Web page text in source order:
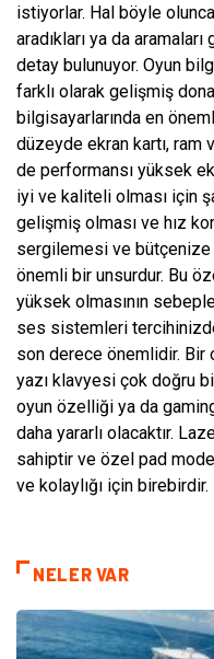
istiyorlar. Hal böyle
aradıkları ya da
detay bulunuyor. Oyun
farklı olarak gelişmiş
bilgisayarlarında en
düzeyde ekran kartı,
de performansı yüksek
iyi ve kaliteli olması için
gelişmiş olması ve hız
sergilemesi ve bütçenize
önemli bir unsurdur. Bu
yüksek olmasının
ses sistemleri
son derece önemlidir. Bir
yazı klavyesi çok doğru
oyun özelliği ya da
daha yararlı olacaktır.
sahiptir ve özel pad
ve kolaylığı için birebirdir.
NELER VAR